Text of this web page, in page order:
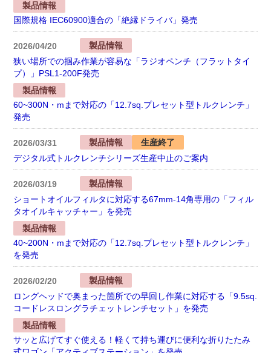
製品情報
国際規格 IEC60900適合の「絶縁ドライバ」発売
2026/04/20
製品情報
狭い場所での掴み作業が容易な「ラジオペンチ（フラットタイ
プ）」PSL1-200F発売
製品情報
60~300N・mまで対応の「12.7sq.プレセット型トルクレンチ」
発売
2026/03/31 製品情報
生産終了
デジタル式トルクレンチシリーズ生産中止のご案内
2026/03/19
製品情報
ショートオイルフィルタに対応する67mm-14角専用の「フィル
タオイルキャッチャー」を発売
製品情報
40~200N・mまで対応の「12.7sq.プレセット型トルクレンチ」
を発売
2026/02/20
製品情報
ロングヘッドで奥まった箇所での早回し作業に対応する「9.5sq.
コードレスロングラチェットレンチセット」を発売
製品情報
サッと広げてすぐ使える！軽くて持ち運びに便利な折りたたみ